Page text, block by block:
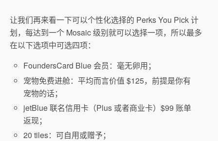
让我们再来看一下可以个性化选择的 Perks You Pick 计
划，每达到一个 Mosaic 级别就可以选择一项，所以最多
在以下选项中可选四项：
FoundersCard Blue 会员：毫无卵用；
宠物免费进舱：平均而言价值 $125，前提是你有
宠物的话；
jetBlue 联名信用卡（Plus 或者商业卡）$99 账单
返现；
20 tiles：可自用或赠予；